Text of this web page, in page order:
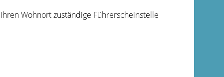
Wohnort zuständige Führerscheinstelle